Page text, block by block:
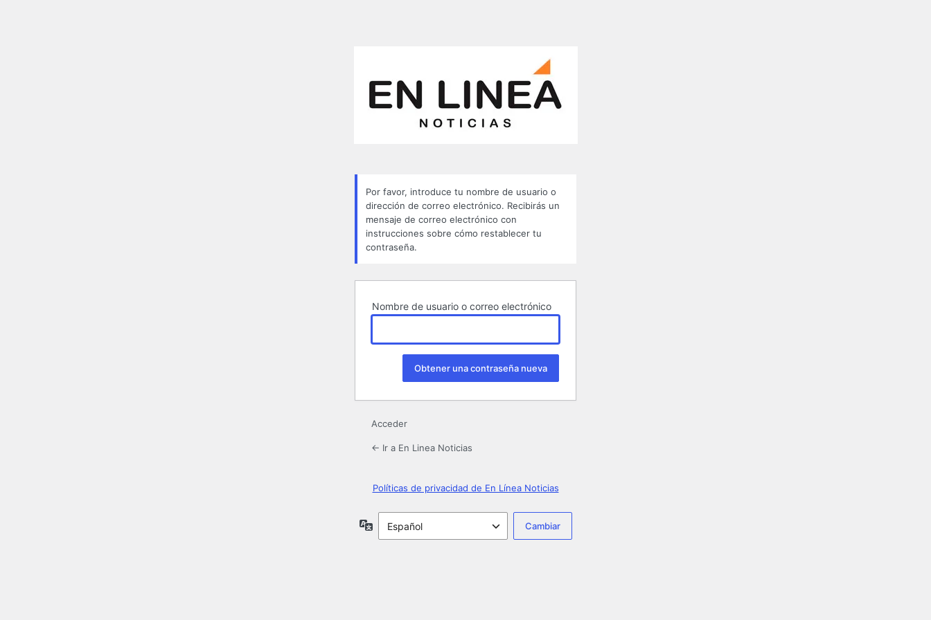
Por favor, introduce tu nombre de usuario o
dirección de correo electrónico. Recibirás un
mensaje de correo electrónico con
instrucciones sobre cómo restablecer tu
contraseña.
Nombre de usuario o correo electrónico
Acceder
← Ir a En Linea Noticias
Políticas de privacidad de En Línea Noticias
Idioma